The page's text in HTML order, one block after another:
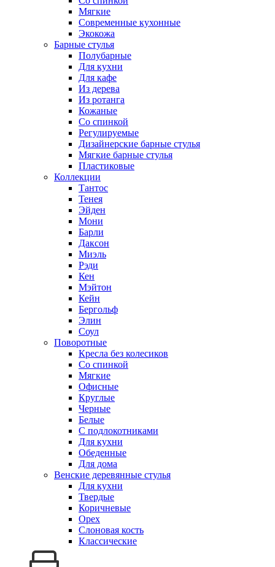
Мягкие
Современные кухонные
Экокожа
Барные стулья
Полубарные
Для кухни
Для кафе
Из дерева
Из ротанга
Кожаные
Со спинкой
Регулируемые
Дизайнерские барные стулья
Мягкие барные стулья
Пластиковые
Коллекции
Тантос
Тенея
Эйден
Мони
Барли
Даксон
Миэль
Рэди
Кен
Мэйтон
Кейн
Бергольф
Элин
Соул
Поворотные
Кресла без колесиков
Со спинкой
Мягкие
Офисные
Круглые
Черные
Белые
С подлокотниками
Для кухни
Обеденные
Для дома
Венские деревянные стулья
Для кухни
Твердые
Коричневые
Орех
Слоновая кость
Классические